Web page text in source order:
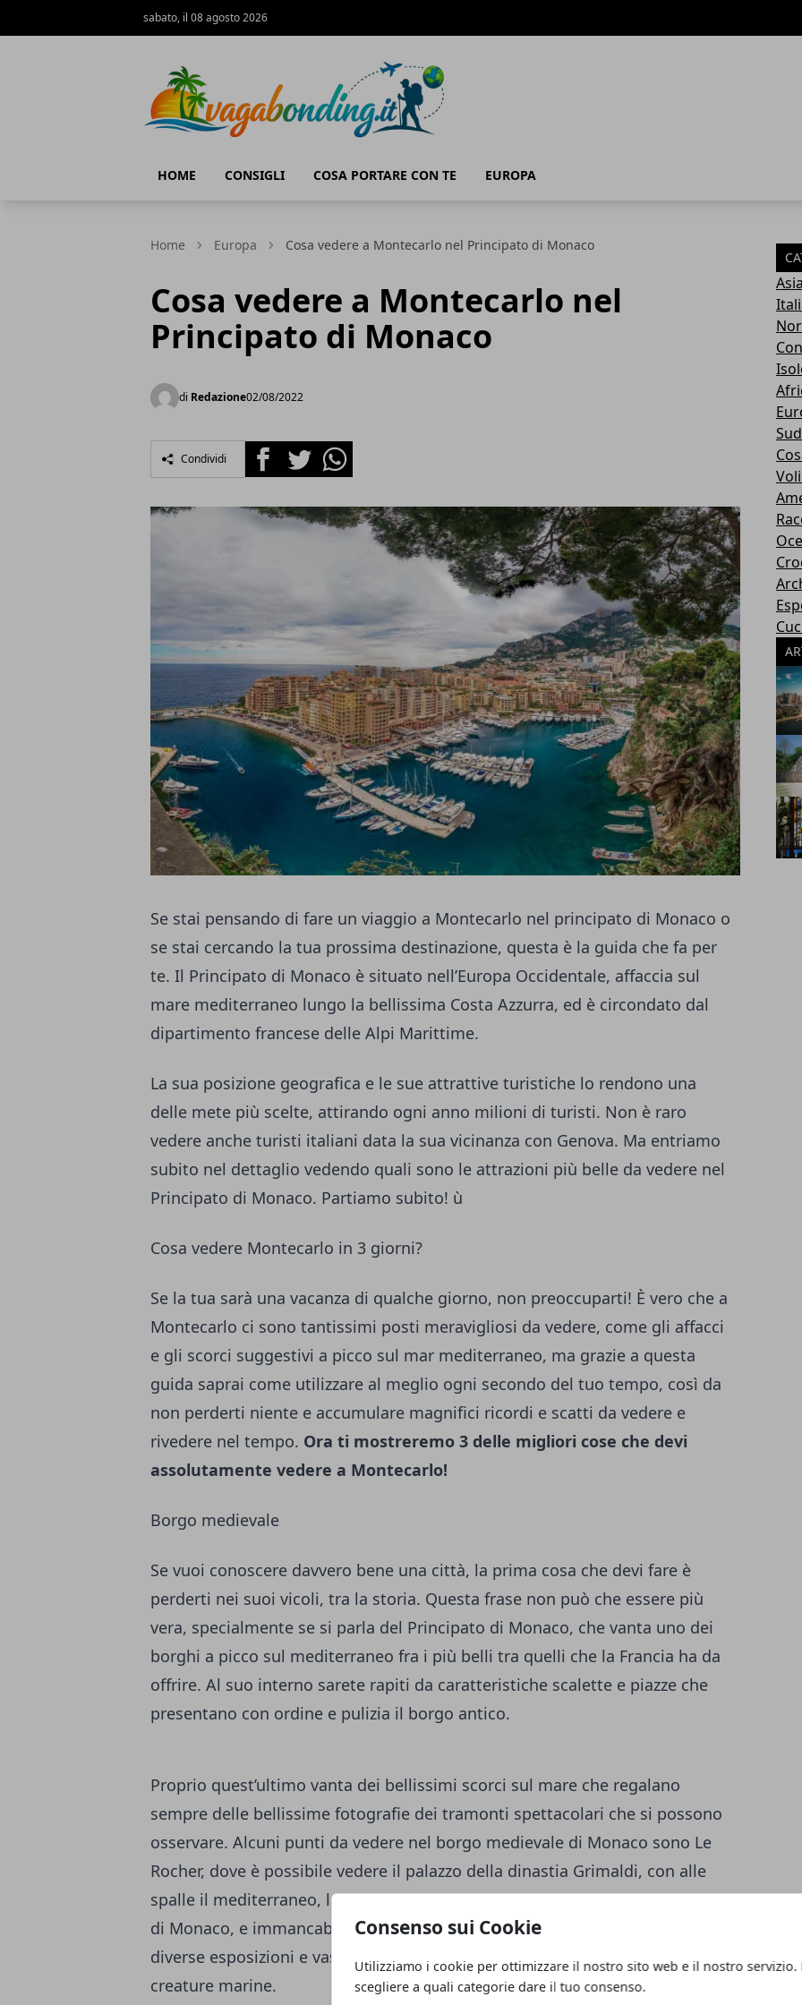
Consenso sui Cookie
Utilizziamo i cookie per ottimizzare il nostro sito web e il nostro servizio.
scegliere a quali categorie dare il tuo consenso.
sabato, il 08 agosto 2026
HOME CONSIGLI COSA PORTARE CON TE EUROPA
Home Europa Cosa vedere a Montecarlo nel Principato di Monaco
Cosa vedere a Montecarlo nel
Principato di Monaco
di Redazione02/08/2022
Condividi FacebookTwitterWhatsapp
Se stai pensando di fare un viaggio a Montecarlo nel principato di Monaco o
se stai cercando la tua prossima destinazione, questa è la guida che fa per
te. Il Principato di Monaco è situato nell’Europa Occidentale, affaccia sul
mare mediterraneo lungo la bellissima Costa Azzurra, ed è circondato dal
dipartimento francese delle Alpi Marittime.
La sua posizione geografica e le sue attrattive turistiche lo rendono una
delle mete più scelte, attirando ogni anno milioni di turisti. Non è raro
vedere anche turisti italiani data la sua vicinanza con Genova. Ma entriamo
subito nel dettaglio vedendo quali sono le attrazioni più belle da vedere nel
Principato di Monaco. Partiamo subito! ù
Cosa vedere Montecarlo in 3 giorni?
Se la tua sarà una vacanza di qualche giorno, non preoccuparti! È vero che a
Montecarlo ci sono tantissimi posti meravigliosi da vedere, come gli affacci
e gli scorci suggestivi a picco sul mar mediterraneo, ma grazie a questa
guida saprai come utilizzare al meglio ogni secondo del tuo tempo, così da
non perderti niente e accumulare magnifici ricordi e scatti da vedere e
rivedere nel tempo. Ora ti mostreremo 3 delle migliori cose che devi
assolutamente vedere a Montecarlo!
Borgo medievale
Se vuoi conoscere davvero bene una città, la prima cosa che devi fare è
perderti nei suoi vicoli, tra la storia. Questa frase non può che essere più
vera, specialmente se si parla del Principato di Monaco, che vanta uno dei
borghi a picco sul mediterraneo fra i più belli tra quelli che la Francia ha da
offrire. Al suo interno sarete rapiti da caratteristiche scalette e piazze che
presentano con ordine e pulizia il borgo antico.
Proprio quest’ultimo vanta dei bellissimi scorci sul mare che regalano
sempre delle bellissime fotografie dei tramonti spettacolari che si possono
osservare. Alcuni punti da vedere nel borgo medievale di Monaco sono Le
Rocher, dove è possibile vedere il palazzo della dinastia Grimaldi, con alle
spalle il mediterraneo, la Ramp Maior, che porta proprio nel cuore del borgo
di Monaco, e immancabile, il museo oceanografico dove potrai vedrai
diverse esposizioni e vasche sottoterra con numerosissimi pesci colorati e
creature marine.